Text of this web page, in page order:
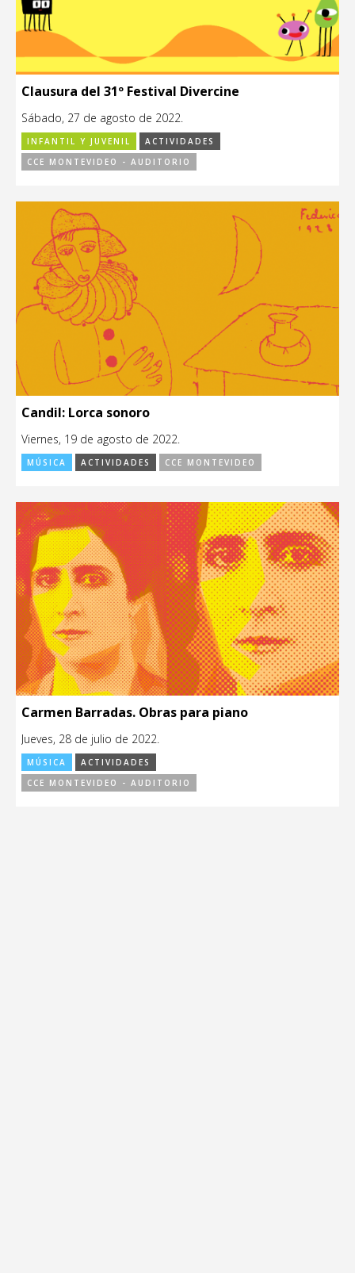
Clausura del 31º Festival Divercine
Sábado, 27 de agosto de 2022.
INFANTIL Y JUVENIL
ACTIVIDADES
CCE MONTEVIDEO - AUDITORIO
Candil: Lorca sonoro
Viernes, 19 de agosto de 2022.
MÚSICA ACTIVIDADES CCE MONTEVIDEO
Carmen Barradas. Obras para piano
Jueves, 28 de julio de 2022.
MÚSICA
ACTIVIDADES
CCE MONTEVIDEO - AUDITORIO